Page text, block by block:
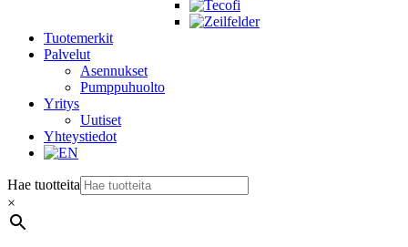
Tuotemerkit
Palvelut
Asennukset
Pumppuhuolto
Yritys
Uutiset
Yhteystiedot
Hae tuotteita
×